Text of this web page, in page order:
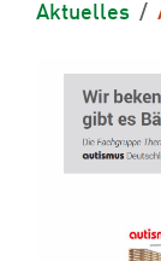
Aktuelles